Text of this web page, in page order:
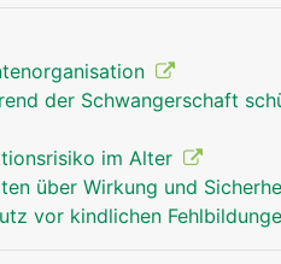
der Schwangerschaft
im Alter
über Wirkung und
vor kindlichen